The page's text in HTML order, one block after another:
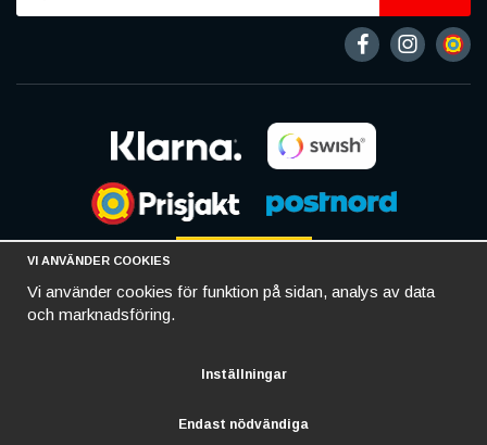
VI ANVÄNDER COOKIES
Vi använder cookies för funktion på sidan, analys av data
och marknadsföring.
Inställningar
Endast nödvändiga